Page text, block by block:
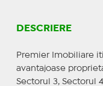
DESCRIERE
Premier Imobiliare
avantajoase
Sectorul 3, Sectorul